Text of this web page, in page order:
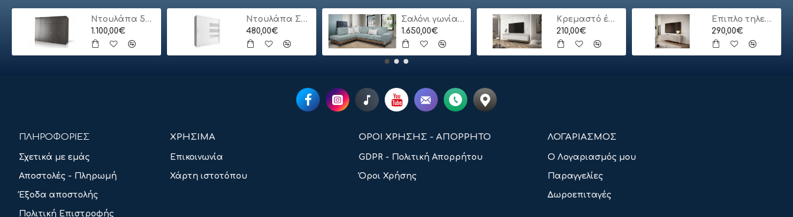
Ντουλάπα 5φυλλη με πατάρι
1.100,00€
Ντουλάπα Συρόμενη 24113-MJ3-180 Χρώμα Λευκό 180x200x62cm
480,00€
Σαλόνι γωνία Bari
1.650,00€
Κρεμαστό έπιπλο τηλεόρασης ORO_MDF Λευκό 175x30x32cm
210,00€
Έπιπλο τηλεόρασης Lante μπεζ 163x51x38cm
290,00€
ΠΛΗΡΟΦΟΡΙΕΣ
Σχετικά με εμάς
Αποστολές - Πληρωμή
Έξοδα αποστολής
Πολιτική Επιστροφής
ΧΡΗΣΙΜΑ
Επικοινωνία
Χάρτη ιστοτόπου
ΟΡΟΙ ΧΡΗΣΗΣ - ΑΠΟΡΡΗΤΟ
GDPR - Πολιτική Απορρήτου
Όροι Χρήσης
ΛΟΓΑΡΙΑΣΜΟΣ
Ο Λογαριασμός μου
Παραγγελίες
Δωροεπιταγές